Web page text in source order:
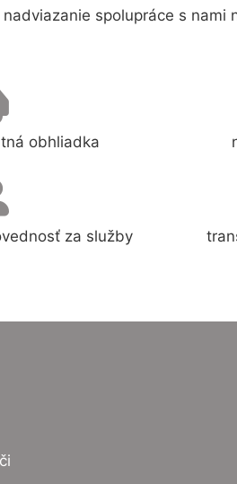
spolupráce s nami
obhliadka
za služby